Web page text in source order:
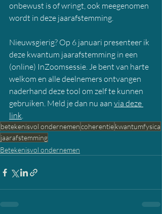
onbewust is of wringt, ook meegenomen
wordt in deze jaarafstemming.
Nieuwsgierig? Op 6 januari presenteer ik
deze kwantum jaarafstemming in een
(online) InZoomsessie. Je bent van harte
welkom en alle deelnemers ontvangen
naderhand deze tool om zelf te kunnen
gebruiken. Meld je dan nu aan via deze
link.
betekenisvol ondernemencoherentiekwantumfysica
jaarafstemming
Betekenisvol ondernemen